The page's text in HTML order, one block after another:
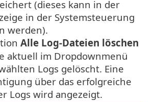
(dieses kann in der
in der Systemsteuerung
werden).
Alle Log-Dateien löschen
aktuell im Dropdownmenü
Logs gelöscht. Eine
über das erfolgreiche
Logs wird angezeigt.